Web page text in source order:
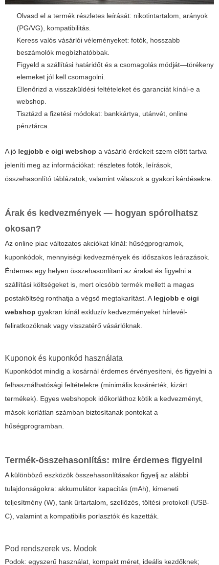
Olvasd el a termék részletes leírását: nikotintartalom, arányok
(PG/VG), kompatibilitás.
Keress valós vásárlói véleményeket: fotók, hosszabb
beszámolók megbízhatóbbak.
Figyeld a szállítási határidőt és a csomagolás módját—törékeny
elemeket jól kell csomagolni.
Ellenőrizd a visszaküldési feltételeket és garanciát kínál-e a
webshop.
Tisztázd a fizetési módokat: bankkártya, utánvét, online
pénztárca.
A jó legjobb e cigi webshop a vásárló érdekeit szem előtt tartva
jeleníti meg az információkat: részletes fotók, leírások,
összehasonlító táblázatok, valamint válaszok a gyakori kérdésekre.
Árak és kedvezmények — hogyan spórolhatsz
okosan?
Az online piac változatos akciókat kínál: hűségprogramok,
kuponkódok, mennyiségi kedvezmények és időszakos leárazások.
Érdemes egy helyen összehasonlítani az árakat és figyelni a
szállítási költségeket is, mert olcsóbb termék mellett a magas
postaköltség ronthatja a végső megtakarítást. Alegjobb e cigi
webshop gyakran kínál exkluzív kedvezményeket hírlevél-
feliratkozóknak vagy visszatérő vásárlóknak.
Kuponok és kuponkód használata
Kuponkódot mindig a kosárnál érdemes érvényesíteni, és figyelni a
felhasználhatósági feltételekre (minimális kosárérték, kizárt
termékek). Egyes webshopok időkorláthoz kötik a kedvezményt,
mások korlátlan számban biztosítanak pontokat a
hűségprogramban.
Termék-összehasonlítás: mire érdemes figyelni
A különböző eszközök összehasonlításakor figyelj az alábbi
tulajdonságokra: akkumulátor kapacitás (mAh), kimeneti
teljesítmény (W), tank űrtartalom, szellőzés, töltési protokoll (USB-
C), valamint a kompatibilis porlasztók és kazetták.
Pod rendszerek vs. Modok
Podok: egyszerű használat, kompakt méret, ideális kezdőknek;